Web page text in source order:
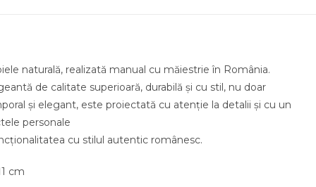
piele naturală, realizată manual cu măiestrie în România.
de calitate superioară, durabilă și cu stil, nu doar
și elegant, este proiectată cu atenție la detalii și cu un
a transporta obiectele personale
cu stilul autentic românesc.
cm